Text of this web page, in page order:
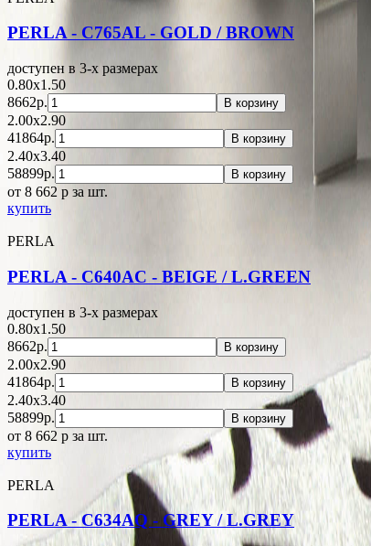
PERLA - C765AL - GOLD / BROWN
доступен в 3-x размерах
0.80x1.50
8662р.
В корзину
2.00x2.90
41864р.
В корзину
2.40x3.40
58899р.
В корзину
от 8 662 p за шт.
купить
PERLA
PERLA - C640AC - BEIGE / L.GREEN
доступен в 3-x размерах
0.80x1.50
8662р.
В корзину
2.00x2.90
41864р.
В корзину
2.40x3.40
58899р.
В корзину
от 8 662 p за шт.
купить
PERLA
PERLA - C634AQ - GREY / L.GREY